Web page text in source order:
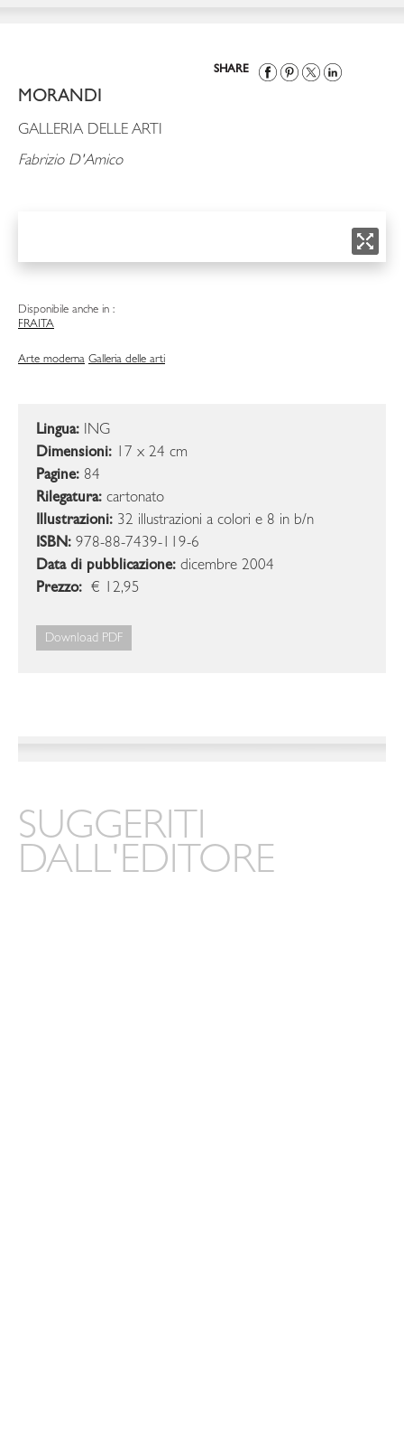
SHARE
MORANDI
GALLERIA DELLE ARTI
Fabrizio D'Amico
Disponibile anche in :
FRAITA
Arte moderna Galleria delle arti
Lingua: ING
Dimensioni: 17 x 24 cm
Pagine: 84
Rilegatura: cartonato
Illustrazioni: 32 illustrazioni a colori e 8 in b/n
ISBN: 978-88-7439-119-6
Data di pubblicazione: dicembre 2004
Prezzo: € 12,95
Download PDF
SUGGERITI
DALL'EDITORE